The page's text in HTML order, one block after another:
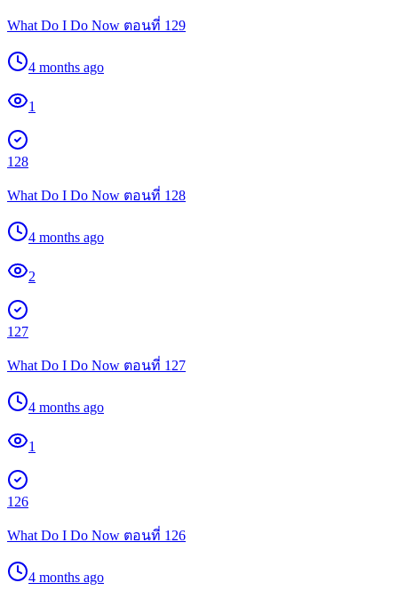
What Do I Do Now ตอนที่ 129
4 months ago
1
128
What Do I Do Now ตอนที่ 128
4 months ago
2
127
What Do I Do Now ตอนที่ 127
4 months ago
1
126
What Do I Do Now ตอนที่ 126
4 months ago